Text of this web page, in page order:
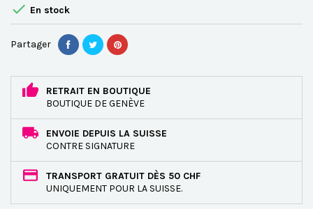
 En stock
Partager
RETRAIT EN BOUTIQUE
BOUTIQUE DE GENÈVE
ENVOIE DEPUIS LA SUISSE
CONTRE SIGNATURE
TRANSPORT GRATUIT DÈS 50 CHF
UNIQUEMENT POUR LA SUISSE.